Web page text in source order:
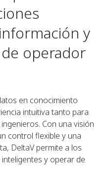
y
operador
en conocimiento
intuitiva tanto para
Con una visión
control flexible y una
DeltaV permite a los
y operar de